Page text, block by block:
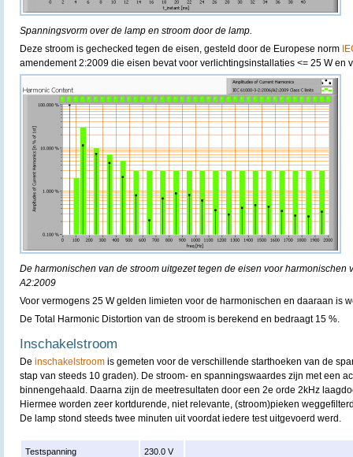
Spanningsvorm over de lamp en stroom door de lamp.
Deze stroom is gechecked tegen de eisen, gesteld door de Europese norm
amendement 2:2009 die eisen bevat voor verlichtingsinstallaties <= 25 W en
De harmonischen van de stroom uitgezet tegen de eisen voor harmonischen
A2:2009
Voor vermogens 25 W gelden limieten voor de harmonischen en daaraan is
De Total Harmonic Distortion van de stroom is berekend en bedraagt 15 %.
Inschakelstroom
De inschakelstroom is gemeten voor de verschillende starthoeken van de
stap van steeds 10 graden). De stroom- en spanningswaardes zijn met een
binnengehaald. Daarna zijn de meetresultaten door een 2e orde 2kHz
Hiermee worden zeer kortdurende, niet relevante, (stroom)pieken
De lamp stond steeds twee minuten uit voordat iedere test uitgevoerd werd.
Testspanning 230.0 V